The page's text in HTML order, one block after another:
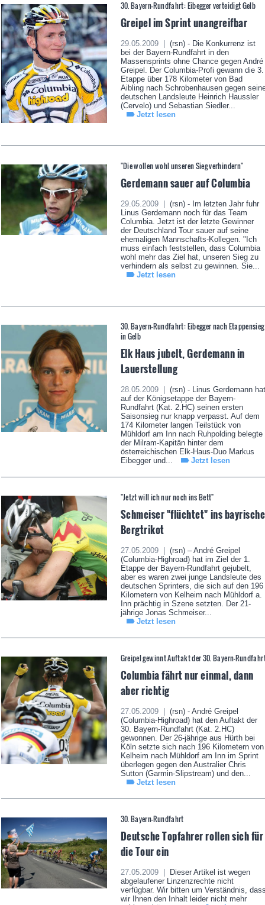
30. Bayern-Rundfahrt: Eibegger verteidigt Gelb
Greipel im Sprint unangreifbar
29.05.2009 |
(rsn) - Die Konkurrenz ist
bei der Bayern-Rundfahrt in den
Massensprints ohne Chance gegen André
Greipel. Der Columbia-Profi gewann die 3.
Etappe über 178 Kilometer von Bad
Aibling nach Schrobenhausen gegen
deutschen Landsleute Heinrich Haussler
(Cervelo) und Sebastian Siedler...
Jetzt lesen
"Die wollen wohl unseren Sieg verhindern"
Gerdemann sauer auf Columbia
29.05.2009 |
(rsn) - Im letzten Jahr fuhr
Linus Gerdemann noch für das Team
Columbia. Jetzt ist der letzte Gewinner
der Deutschland Tour sauer auf seine
ehemaligen Mannschafts-Kollegen. "Ich
muss einfach feststellen, dass Columbia
wohl mehr das Ziel hat, unseren Sieg zu
verhindern als selbst zu gewinnen. Sie...
Jetzt lesen
30. Bayern-Rundfahrt: Eibegger nach Etappensieg
in Gelb
Elk Haus jubelt, Gerdemann in
Lauerstellung
28.05.2009 |
(rsn) - Linus Gerdemann hat
auf der Königsetappe der Bayern-
Rundfahrt (Kat. 2.HC) seinen ersten
Saisonsieg nur knapp verpasst. Auf dem
174 Kilometer langen Teilstück von
Mühldorf am Inn nach Ruhpolding belegte
der Milram-Kapitän hinter dem
österreichischen Elk-Haus-Duo Markus
Eibegger und...
Jetzt lesen
"Jetzt will ich nur noch ins Bett"
Schmeiser "flüchtet" ins bayrische
Bergtrikot
27.05.2009 |
(rsn) – André Greipel
(Columbia-Highroad) hat im Ziel der 1.
Etappe der Bayern-Rundfahrt gejubelt,
aber es waren zwei junge Landsleute des
deutschen Sprinters, die sich auf den 196
Kilometern von Kelheim nach Mühldorf a.
Inn prächtig in Szene setzten. Der 21-
jährige Jonas Schmeiser...
Jetzt lesen
Greipel gewinnt Auftakt der 30. Bayern-
Columbia fährt nur einmal, dann
aber richtig
27.05.2009 |
(rsn) - André Greipel
(Columbia-Highroad) hat den Auftakt der
30. Bayern-Rundfahrt (Kat. 2.HC)
gewonnen. Der 26-jährige aus Hürth bei
Köln setzte sich nach 196 Kilometern von
Kelheim nach Mühldorf am Inn im Sprint
überlegen gegen den Australier Chris
Sutton (Garmin-Slipstream) und den...
Jetzt lesen
30. Bayern-Rundfahrt
Deutsche Topfahrer rollen sich für
die Tour ein
27.05.2009 |
Dieser Artikel ist wegen
abgelaufener Linzenzrechte nicht
verfügbar. Wir bitten um Verständnis,
wir Ihnen den Inhalt leider nicht mehr